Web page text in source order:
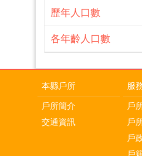
歷年人口數
各年齡人口數
本縣戶所
戶所簡介
交通資訊
服
戶
戶
戶